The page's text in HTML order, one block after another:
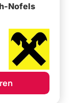
Nofels